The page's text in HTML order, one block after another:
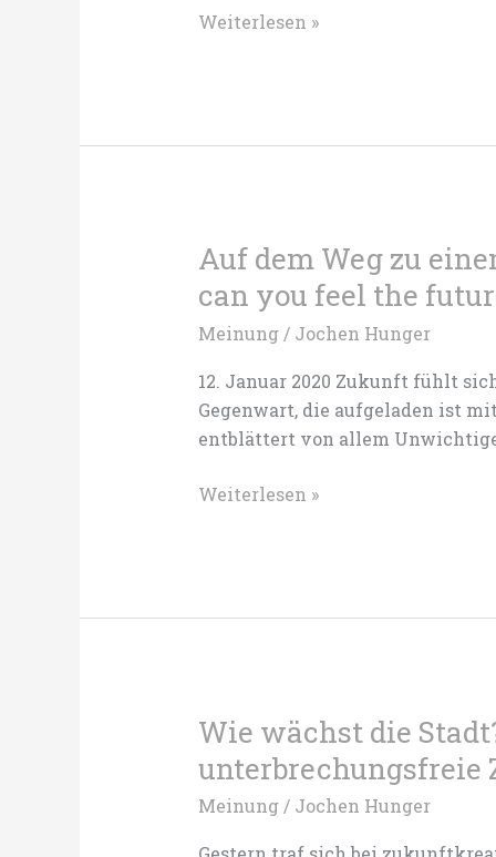
das
Weiterlesen »
Auf dem Weg zu
can you feel the
Meinung/ Jochen Hunger
12. Januar 2020 Zukunft fühlt
Gegenwart, die aufgeladen ist
entblättert von allem
Auf
–
you
feel
Weiterlesen »
Wie wächst die
unterbrechungsfreie
Meinung/ Jochen Hunger